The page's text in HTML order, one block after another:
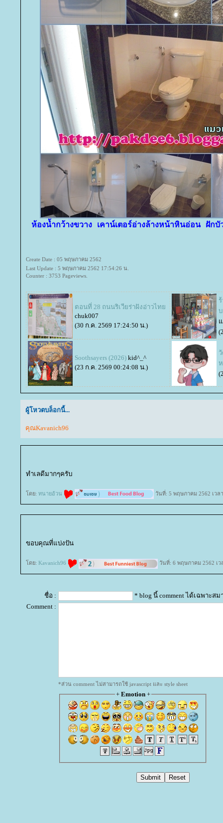
ห้องน้ำกว้างขวาง เคาน์เตอร์อ่างล้างหน้าหินอ่อน ฝัก
Create Date : 05 พฤษภาคม 2562
Last Update : 5 พฤษภาคม 2562 17:54:26 น.
Counter : 3753 Pageviews.
ตอนที่ 28 ถนนริเวียร่าฝังอ่าวไท
chuk007
(30 ก.ค. 2569 17:24:50 น.)
Soothsayers (2026) kid^_^
(23 ก.ค. 2569 00:24:08 น.)
ผู้โหวตบล็อกนี้...
คุณKavanich96
ทำเลดีมากๆครับ
ดย: ทนายอ้วน วันที่: 5 พฤษภาคม 2562 เวล
ขอบคุณที่แบ่งปัน
ดย: Kavanich96 วันที่: 6 พฤษภาคม 2562 เว
ชื่อ :
* blog นี้ comment ได้เฉพาะสม
Comment :
*ส่วน comment ไม่สามารถใช้ javascript และ style sheet
+ Emotion+